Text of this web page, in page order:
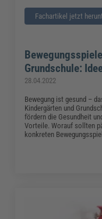
Fachartikel jetzt
Grundschule:
28.04.2022
Bewegung ist gesund –
Kindergärten und
fördern die Gesundheit
Vorteile. Worauf sollten
konkreten